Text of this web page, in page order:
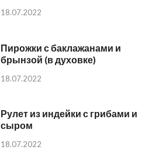
18.07.2022
Пирожки с баклажанами и
брынзой (в духовке)
18.07.2022
Рулет из индейки с грибами и
сыром
18.07.2022